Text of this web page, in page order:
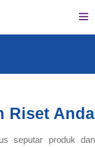
Riset Anda
seputar produk dan